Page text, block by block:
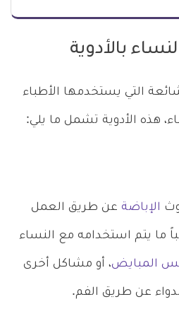
بالأدوية
التي يستخدمها الأطباء
هذه الأدوية تشمل ما يلي:
الإباضة عن طريق العمل
ما يتم استخدامه مع النساء
المبايض، أو مشاكل أخرى
عن طريق الفم.